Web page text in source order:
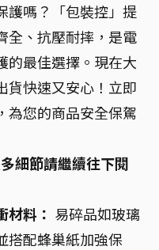
護嗎？「包裝控」提
全、抗壓耐摔，是電
的最佳選擇。現在大
貨快速又安心！立即
，為您的商品安全保駕
細節請繼續往下閱
料： 易碎品如玻璃
搭配蜂巢紙加強保